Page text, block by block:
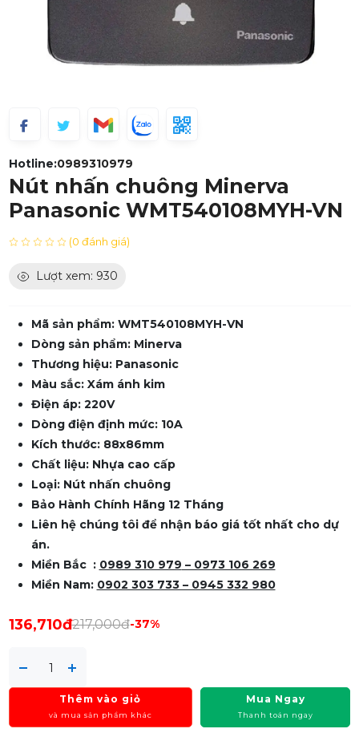
Hotline:0989310979
Nút nhấn chuông Minerva
Panasonic WMT540108MYH-VN
(0 đánh giá)
Lượt xem: 930
Mã sản phẩm: WMT540108MYH-VN
Dòng sản phẩm: Minerva
Thương hiệu: Panasonic
Màu sắc: Xám ánh kim
Điện áp: 220V
Dòng điện định mức: 10A
Kích thước: 88x86mm
Chất liệu: Nhựa cao cấp
Loại: Nút nhấn chuông
Bảo Hành Chính Hãng 12 Tháng
Liên hệ chúng tôi để nhận báo giá tốt nhất cho dự
án.
Miền Bắc : 0989 310 979 – 0973 106 269
Miền Nam: 0902 303 733 – 0945 332 980
136,710đ217,000đ-37%
Thêm vào giỏ
và mua sản phẩm khác
Mua Ngay
Thanh toán ngay